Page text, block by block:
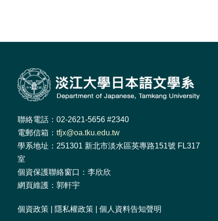
聯絡電話：02-2621-5656 #2340
電郵信箱： tfjx@oa.tku.edu.tw
學系地址：251301 新北市淡水區英專路151號 FL317
室
個資保護聯絡窗口：李欣欣
網頁維護：郭軒宇
個資政策 隱私權政策 個人資料告知聲明